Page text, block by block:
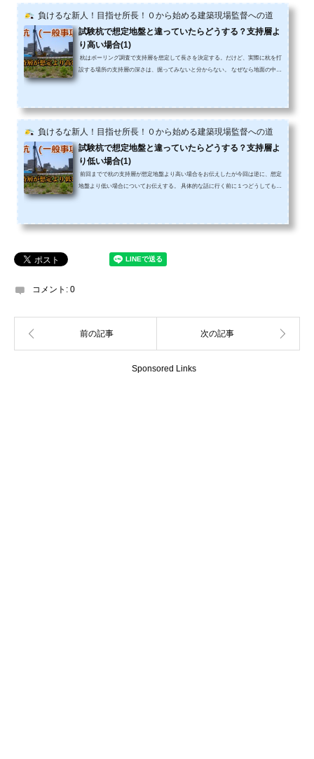
負けるな新人！目指せ所長！０から始める建築現場監督への道
試験杭で想定地盤と違っていたらどうする？支持層よ
り高い場合(1)
杭はボーリング調査で支持層を想定して長さを決定する。だけど、実際に杭を打
設する場所の支持層の深さは、掘ってみないと分からない。 なぜなら地面の中の
了となる。 しかし現場はいつも思った通りにはいかないのである。予想していた
深さよりも浅く支持層が出ることもあ...
負けるな新人！目指せ所長！０から始める建築現場監督への道
試験杭で想定地盤と違っていたらどうする？支持層よ
り低い場合(1)
前回までで杭の支持層が想定地盤より高い場合をお伝えしたが今回は逆に、想定
地盤より低い場合についてお伝えする。 具体的な話に行く前に１つどうしても伝
ケースも紹介させて頂いた。 しかし杭の想定地盤より低い所に支持層がある場合
コメント: 0
Sponsored Links